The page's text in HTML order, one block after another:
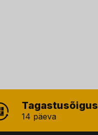
Tagastusõigus
14 päeva